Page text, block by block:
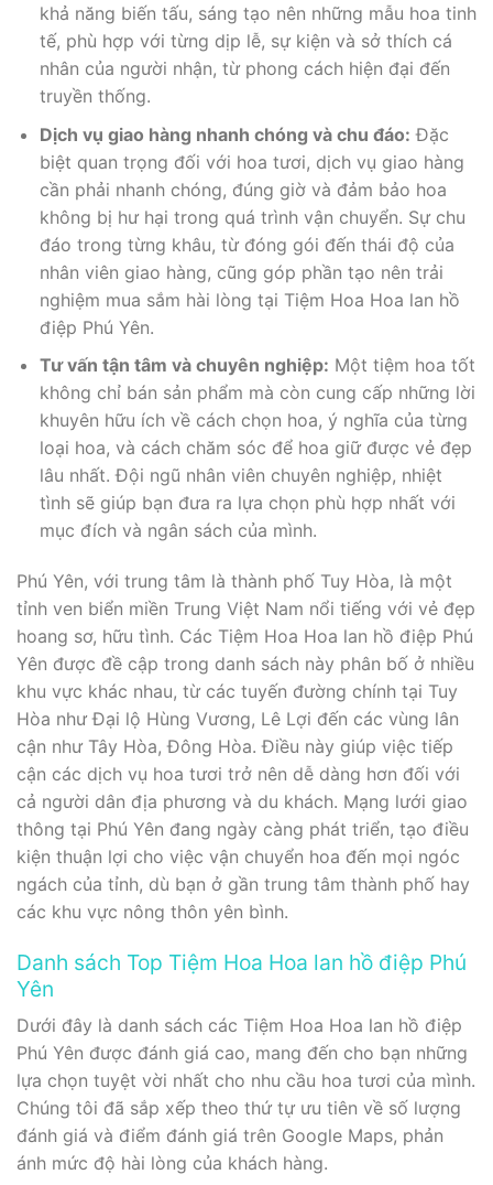
khả năng biến tấu, sáng tạo nên những mẫu hoa tinh
tế, phù hợp với từng dịp lễ, sự kiện và sở thích cá
nhân của người nhận, từ phong cách hiện đại đến
truyền thống.
Dịch vụ giao hàng nhanh chóng và chu đáo: Đặc
biệt quan trọng đối với hoa tươi, dịch vụ giao hàng
cần phải nhanh chóng, đúng giờ và đảm bảo hoa
không bị hư hại trong quá trình vận chuyển. Sự chu
đáo trong từng khâu, từ đóng gói đến thái độ của
nhân viên giao hàng, cũng góp phần tạo nên trải
nghiệm mua sắm hài lòng tại Tiệm Hoa Hoa lan hồ
điệp Phú Yên.
Tư vấn tận tâm và chuyên nghiệp: Một tiệm hoa tốt
không chỉ bán sản phẩm mà còn cung cấp những lời
khuyên hữu ích về cách chọn hoa, ý nghĩa của từng
loại hoa, và cách chăm sóc để hoa giữ được vẻ đẹp
lâu nhất. Đội ngũ nhân viên chuyên nghiệp, nhiệt
tình sẽ giúp bạn đưa ra lựa chọn phù hợp nhất với
mục đích và ngân sách của mình.
Phú Yên, với trung tâm là thành phố Tuy Hòa, là một
tỉnh ven biển miền Trung Việt Nam nổi tiếng với vẻ đẹp
hoang sơ, hữu tình. Các Tiệm Hoa Hoa lan hồ điệp Phú
Yên được đề cập trong danh sách này phân bố ở nhiều
khu vực khác nhau, từ các tuyến đường chính tại Tuy
Hòa như Đại lộ Hùng Vương, Lê Lợi đến các vùng lân
cận như Tây Hòa, Đông Hòa. Điều này giúp việc tiếp
cận các dịch vụ hoa tươi trở nên dễ dàng hơn đối với
cả người dân địa phương và du khách. Mạng lưới giao
thông tại Phú Yên đang ngày càng phát triển, tạo điều
kiện thuận lợi cho việc vận chuyển hoa đến mọi ngóc
ngách của tỉnh, dù bạn ở gần trung tâm thành phố hay
các khu vực nông thôn yên bình.
Danh sách Top Tiệm Hoa Hoa lan hồ điệp Phú
Yên
Dưới đây là danh sách các Tiệm Hoa Hoa lan hồ điệp
Phú Yên được đánh giá cao, mang đến cho bạn những
lựa chọn tuyệt vời nhất cho nhu cầu hoa tươi của mình.
Chúng tôi đã sắp xếp theo thứ tự ưu tiên về số lượng
đánh giá và điểm đánh giá trên Google Maps, phản
ánh mức độ hài lòng của khách hàng.